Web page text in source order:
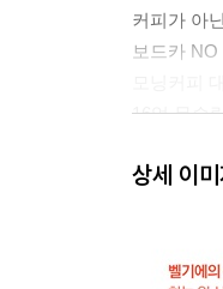
커피가 아
보드카
16억 무슬
2장_주거 :
자투리 공
상세 이